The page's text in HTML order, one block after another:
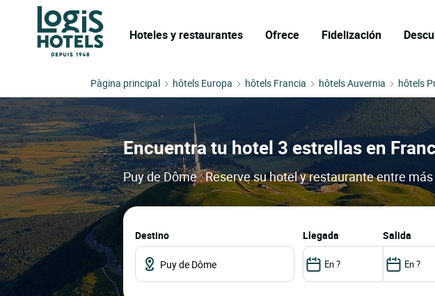
Hoteles y restaurantes Ofrece Fidelización
Pàgina principal hôtels Europa hôtels Francia hôtels Auvernia hôtels
Encuentra tu hotel 3 estrellas en
Puy de Dôme : Reserve su hotel y restaurante entre
Destino llegada salida